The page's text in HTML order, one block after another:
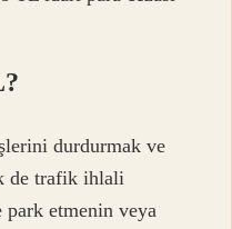
durdurmak ve
de trafik ihlali
park etmenin veya